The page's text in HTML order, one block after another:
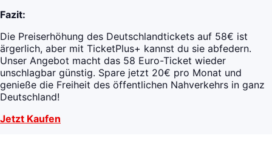
Fazit:
Die Preiserhöhung des Deutschlandtickets auf 58€ ist
ärgerlich, aber mit TicketPlus+ kannst du sie abfedern.
Unser Angebot macht das 58 Euro-Ticket wieder
unschlagbar günstig. Spare jetzt 20€ pro Monat und
genieße die Freiheit des öffentlichen Nahverkehrs in ganz
Deutschland!
Jetzt Kaufen